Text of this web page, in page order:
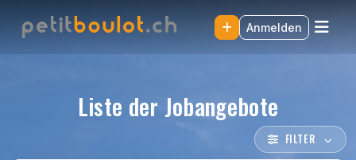
Anmelden
Liste der Jobangebote
FILTER